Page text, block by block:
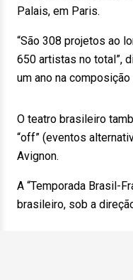
Palais, em Paris.
“São 308 projetos ao
650 artistas no total”,
um ano na
O teatro brasileiro
“off” (eventos
Avignon.
A “Temporada Brasil-
brasileiro, sob a